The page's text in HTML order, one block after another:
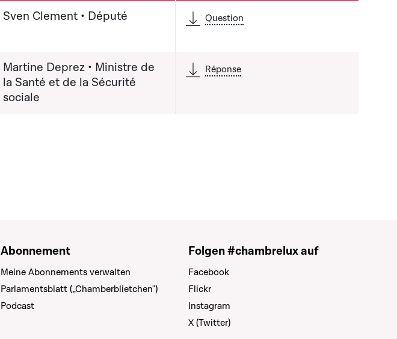
Sven Clement • Député Question
Martine Deprez • Ministre de
la Santé et de la Sécurité
sociale
Réponse
Abonnement
Meine Abonnements verwalten
Parlamentsblatt („Chamberblietchen")
Podcast
Folgen #chambrelux auf
Facebook
Flickr
Instagram
X (Twitter)